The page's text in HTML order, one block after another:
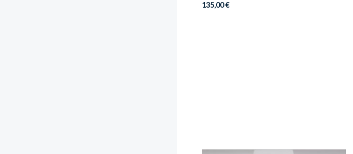
135,00€